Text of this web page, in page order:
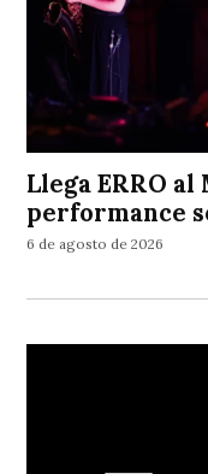
Llega ERRO
performance
6 de agosto de 2026